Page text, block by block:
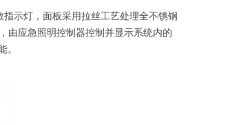
示灯，面板采用拉丝工艺处理全不锈钢
由应急照明控制器控制并显示系统内的
。